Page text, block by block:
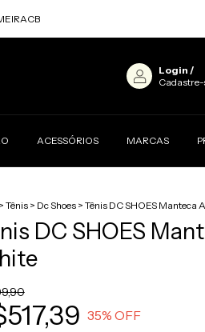
Login /
Cadastre-
ACESSÓRIOS MARCAS
> Tênis > Dc Shoes > Tênis DC SHOES Manteca
DC SHOES
35% OFF